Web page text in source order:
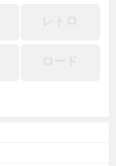
レトロ
ロード